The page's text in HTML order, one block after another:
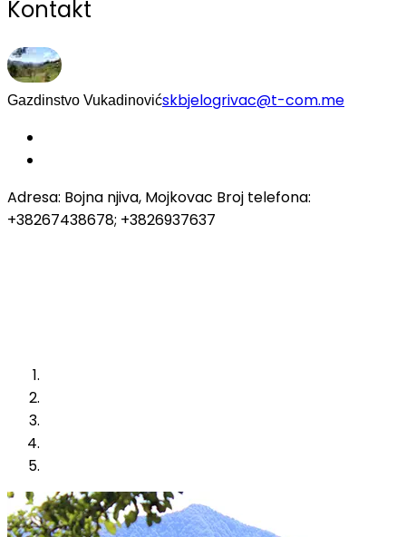
Kontakt
Gazdinstvo Vukadinovićskbjelogrivac@t-com.me
Adresa: Bojna njiva, Mojkovac Broj telefona:
+38267438678; +3826937637